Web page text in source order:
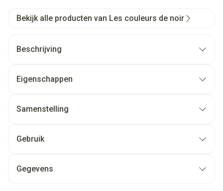
Bekijk alle producten van Les couleurs de noir
Beschrijving
Eigenschappen
Samenstelling
Gebruik
Gegevens